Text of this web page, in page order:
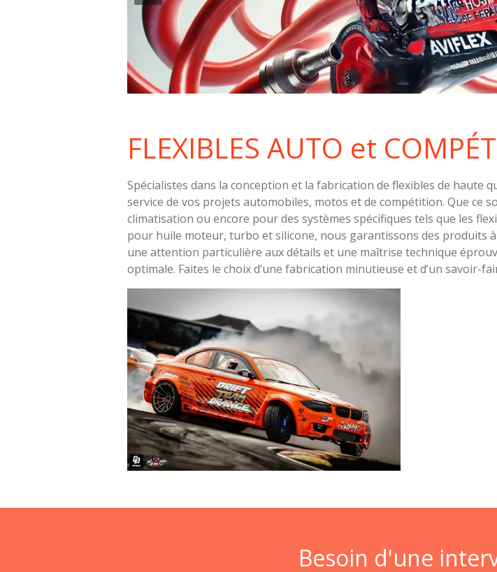
FLEXIBLES AUTO et
Spécialistes dans la conception et la fabrication de flexibles de haute
service de vos projets automobiles, motos et de compétition. Que ce
climatisation ou encore pour des systèmes spécifiques tels que les
pour huile moteur, turbo et silicone, nous garantissons des produits
une attention particulière aux détails et une maîtrise technique
optimale. Faites le choix d’une fabrication minutieuse et d’un
Besoin d'une